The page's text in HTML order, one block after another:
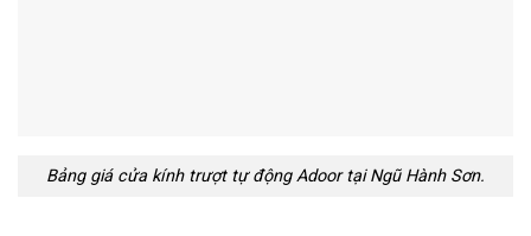
Bảng giá cửa kính trượt tự động Adoor tại Ngũ Hành Sơn.